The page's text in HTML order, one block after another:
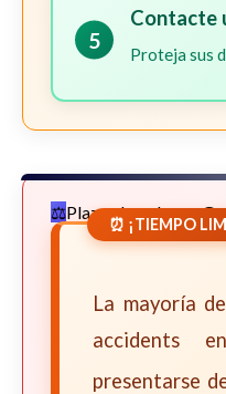
5
Contacte
Proteja sus
Plazos Legales en
⏰ ¡TIEMPO
La mayoría
accidents
presentarse